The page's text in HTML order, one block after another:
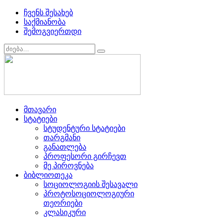
ჩვენს შესახებ
საქმიანობა
შემოგვიერთდი
მთავარი
სტატიები
სტუდენტური სტატიები
თარგმანი
განათლება
პროფესორი გირჩევთ
მე პიროვნება
ბიბლიოთეკა
სოციოლოგიის შესავალი
პროტოსოციოლოგიური
თეორიები
კლასიკური